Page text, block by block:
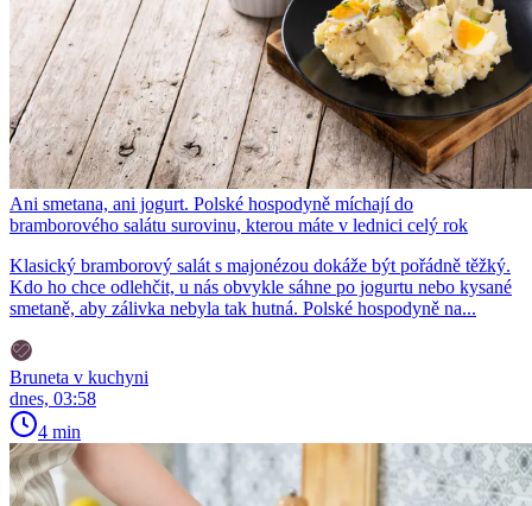
Ani smetana, ani jogurt. Polské hospodyně míchají do
bramborového salátu surovinu, kterou máte v lednici celý rok
Klasický bramborový salát s majonézou dokáže být pořádně těžký.
Kdo ho chce odlehčit, u nás obvykle sáhne po jogurtu nebo kysané
smetaně, aby zálivka nebyla tak hutná. Polské hospodyně na...
Bruneta v kuchyni
dnes, 03:58
4 min